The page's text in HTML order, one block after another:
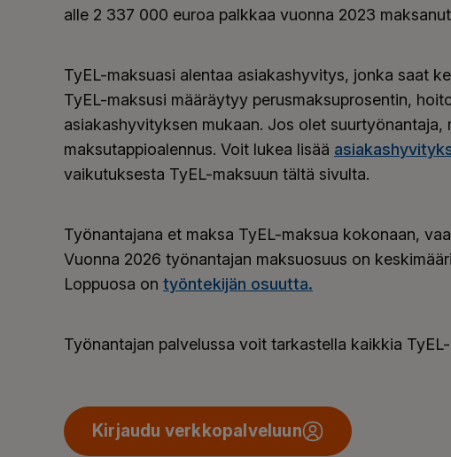
alle 2 337 000 euroa palkkaa vuonna 2023
TyEL-maksuasi alentaa asiakashyvitys, jonka saat
TyEL-maksusi määräytyy perusmaksuprosentin,
asiakashyvityksen mukaan. Jos olet suurtyönantaja,
maksutappioalennus. Voit lukea lisää
vaikutuksesta TyEL-maksuun tältä sivulta.
Työnantajana et maksa TyEL-maksua kokonaan,
Vuonna 2026 työnantajan maksuosuus on
Loppuosa on työntekijän osuutta.
Työnantajan palvelussa voit tarkastella kaikkia
Kirjaudu verkkopalveluun